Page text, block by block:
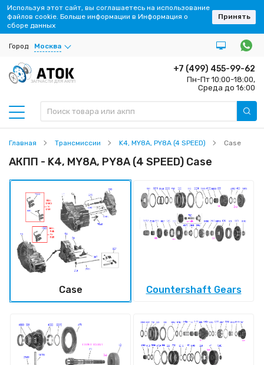
Город Москва
ЗАПЧАСТИ ДЛЯ АКПП
+7 (499) 455-99-62
Пн-Пт 10:00-18:00,
Среда до 16:00
Главная Трансмиссии K4, MY8A, PY8A (4 SPEED) Case
АКПП - K4, MY8A, PY8A (4 SPEED) Case
Case Countershaft Gears
Используя этот сайт, вы соглашаетесь на использование
файлов cookie. Больше информации в Информация о
сборе данных
Принять